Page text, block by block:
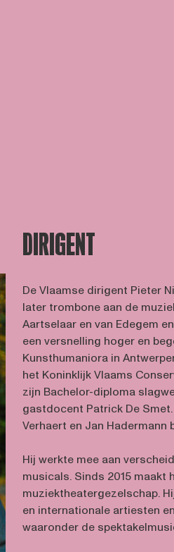
DIRIGENT
De Vlaamse dirigent Pieter
later trombone aan de
Aartselaar en van Edegem
een versnelling hoger en
Kunsthumaniora in
het Koninklijk Vlaams
zijn Bachelor-diploma
gastdocent Patrick De
Verhaert en Jan Hadermann
Hij werkte mee aan
musicals. Sinds 2015 maakt
muziektheatergezelschap.
en internationale artiesten
waaronder de